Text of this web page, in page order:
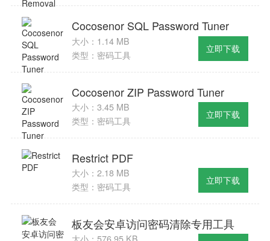
Cocosenor SQL Password Tuner
大小：1.14 MB
类型：密码工具
立即下载
Cocosenor ZIP Password Tuner
大小：3.45 MB
类型：密码工具
立即下载
Restrict PDF
大小：2.18 MB
类型：密码工具
立即下载
板友会安卓访问密码清除专用工具